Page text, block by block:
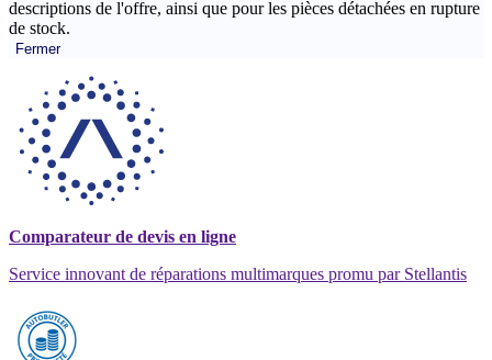
descriptions de l'offre, ainsi que pour les pièces détachées en rupture
de stock.
Fermer
Comparateur de devis en ligne
Service innovant de réparations multimarques promu par Stellantis